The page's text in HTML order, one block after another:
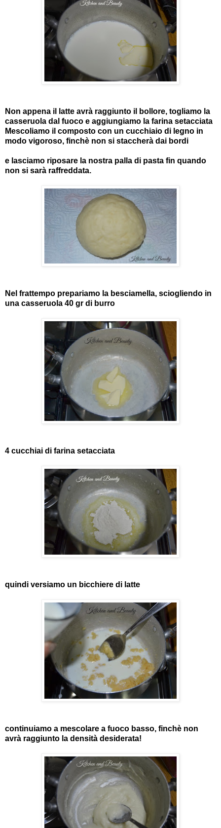
Non appena il latte avrà raggiunto il bollore, togliamo la
casseruola dal fuoco e aggiungiamo la farina setacciata
Mescoliamo il composto con un cucchiaio di legno in
modo vigoroso, finchè non si staccherà dai bordi
e lasciamo riposare la nostra palla di pasta fin quando
non si sarà raffreddata.
Nel frattempo prepariamo la besciamella, sciogliendo in
una casseruola 40 gr di burro
4 cucchiai di farina setacciata
quindi versiamo un bicchiere di latte
continuiamo a mescolare a fuoco basso, finchè non
avrà raggiunto la densità desiderata!